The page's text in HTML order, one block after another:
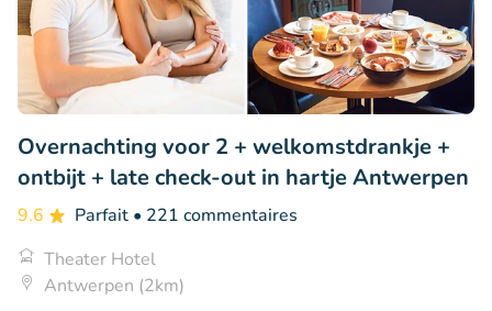
Overnachting voor 2 + welkomstdrankje +
ontbijt + late check-out in hartje Antwerpen
9.6 Parfait • 221 commentaires
Theater Hotel
Antwerpen (2km)